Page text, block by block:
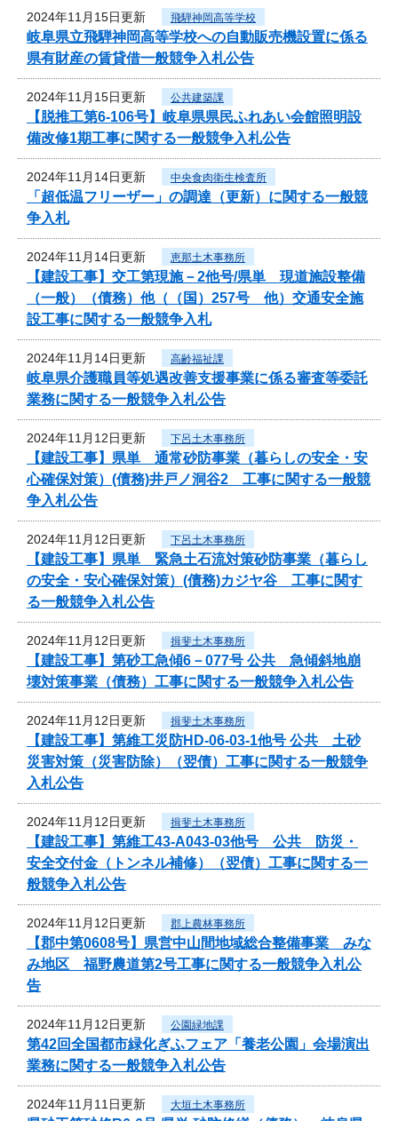
2024年11月15日更新 飛騨神岡高等学校
岐阜県立飛騨神岡高等学校への自動販売機設置に係る
県有財産の賃貸借一般競争入札公告
2024年11月15日更新 公共建築課
【脱推工第6-106号】岐阜県県民ふれあい会館照明設
備改修1期工事に関する一般競争入札公告
2024年11月14日更新 中央食肉衛生検査所
「超低温フリーザー」の調達（更新）に関する一般競
争入札
2024年11月14日更新 恵那土木事務所
【建設工事】交工第現施－2他号/県単 現道施設整備
（一般）（債務）他（（国）257号 他）交通安全施
設工事に関する一般競争入札
2024年11月14日更新 高齢福祉課
岐阜県介護職員等処遇改善支援事業に係る審査等委託
業務に関する一般競争入札公告
2024年11月12日更新 下呂土木事務所
【建設工事】県単 通常砂防事業（暮らしの安全・安
心確保対策）(債務)井戸ノ洞谷2 工事に関する一般競
争入札公告
2024年11月12日更新 下呂土木事務所
【建設工事】県単 緊急土石流対策砂防事業（暮らし
の安全・安心確保対策）(債務)カジヤ谷 工事に関す
る一般競争入札公告
2024年11月12日更新 揖斐土木事務所
【建設工事】第砂工急傾6－077号 公共 急傾斜地崩
壊対策事業（債務）工事に関する一般競争入札公告
2024年11月12日更新 揖斐土木事務所
【建設工事】第維工災防HD-06-03-1他号 公共 土砂
災害対策（災害防除）（翌債）工事に関する一般競争
入札公告
2024年11月12日更新 揖斐土木事務所
【建設工事】第維工43-A043-03他号 公共 防災・
安全交付金（トンネル補修）（翌債）工事に関する一
般競争入札公告
2024年11月12日更新 郡上農林事務所
【郡中第0608号】県営中山間地域総合整備事業 みな
み地区 福野農道第2号工事に関する一般競争入札公
告
2024年11月12日更新 公園緑地課
第42回全国都市緑化ぎふフェア「養老公園」会場演出
業務に関する一般競争入札公告
2024年11月11日更新 大垣土木事務所